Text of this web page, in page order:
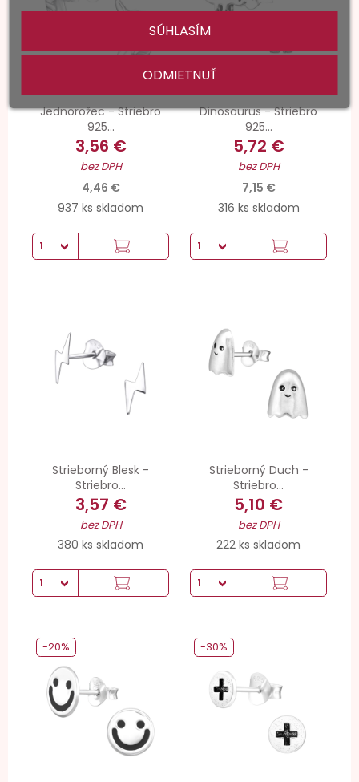
Jednorožec - Striebro
925...
3,56 €
bez DPH
4,46 €
937 ks skladom
Dinosaurus - Striebro
925...
5,72 €
bez DPH
7,15 €
316 ks skladom
Strieborný Blesk -
Striebro...
3,57 €
bez DPH
380 ks skladom
Strieborný Duch -
Striebro...
5,10 €
bez DPH
222 ks skladom
-20% -30%
ODMIETNUŤ
SÚHLASÍM